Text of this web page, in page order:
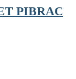
PIBRAC